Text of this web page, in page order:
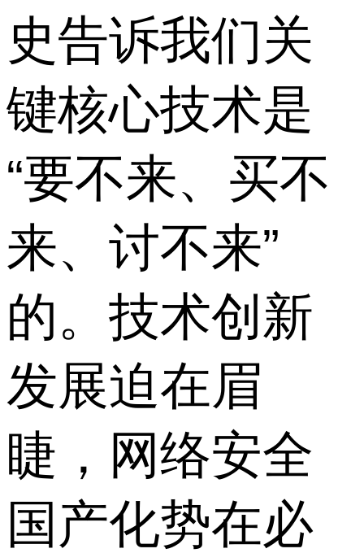
史告诉我们关
键核心技术是
“要不来、买不
来、讨不来”
的。技术创新
发展迫在眉
睫，网络安全
国产化势在必